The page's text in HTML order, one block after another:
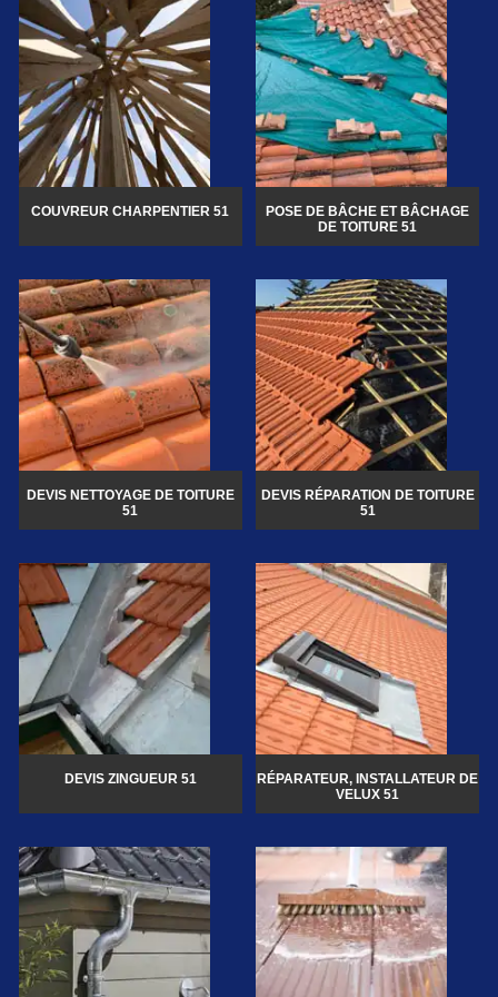
COUVREUR CHARPENTIER 51
POSE DE BÂCHE ET BÂCHAGE
DE TOITURE 51
DEVIS NETTOYAGE DE TOITURE
51
DEVIS RÉPARATION DE TOITURE
51
DEVIS ZINGUEUR 51
RÉPARATEUR, INSTALLATEUR DE
VELUX 51